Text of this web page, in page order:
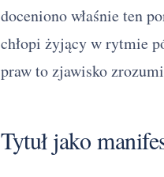
doceniono właśnie ten
chłopi żyjący w rytmie
praw to zjawisko
Tytuł jako